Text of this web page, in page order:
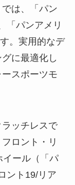
は、「パン
「パンアメリ
。実用的なデ
に最適化し
スポーツモ
ッチレスで
ロント・リ
イール（「パ
ント19/リア